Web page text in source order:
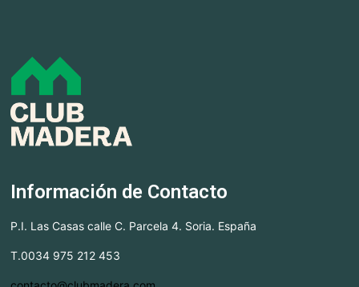
Información de Contacto
P.I. Las Casas calle C. Parcela 4. Soria. España
T.0034 975 212 453